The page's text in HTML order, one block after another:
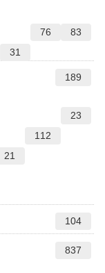
83
76
31
189
23
112
21
104
837